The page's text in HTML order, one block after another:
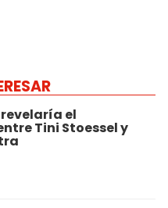
el
Tini Stoessel y